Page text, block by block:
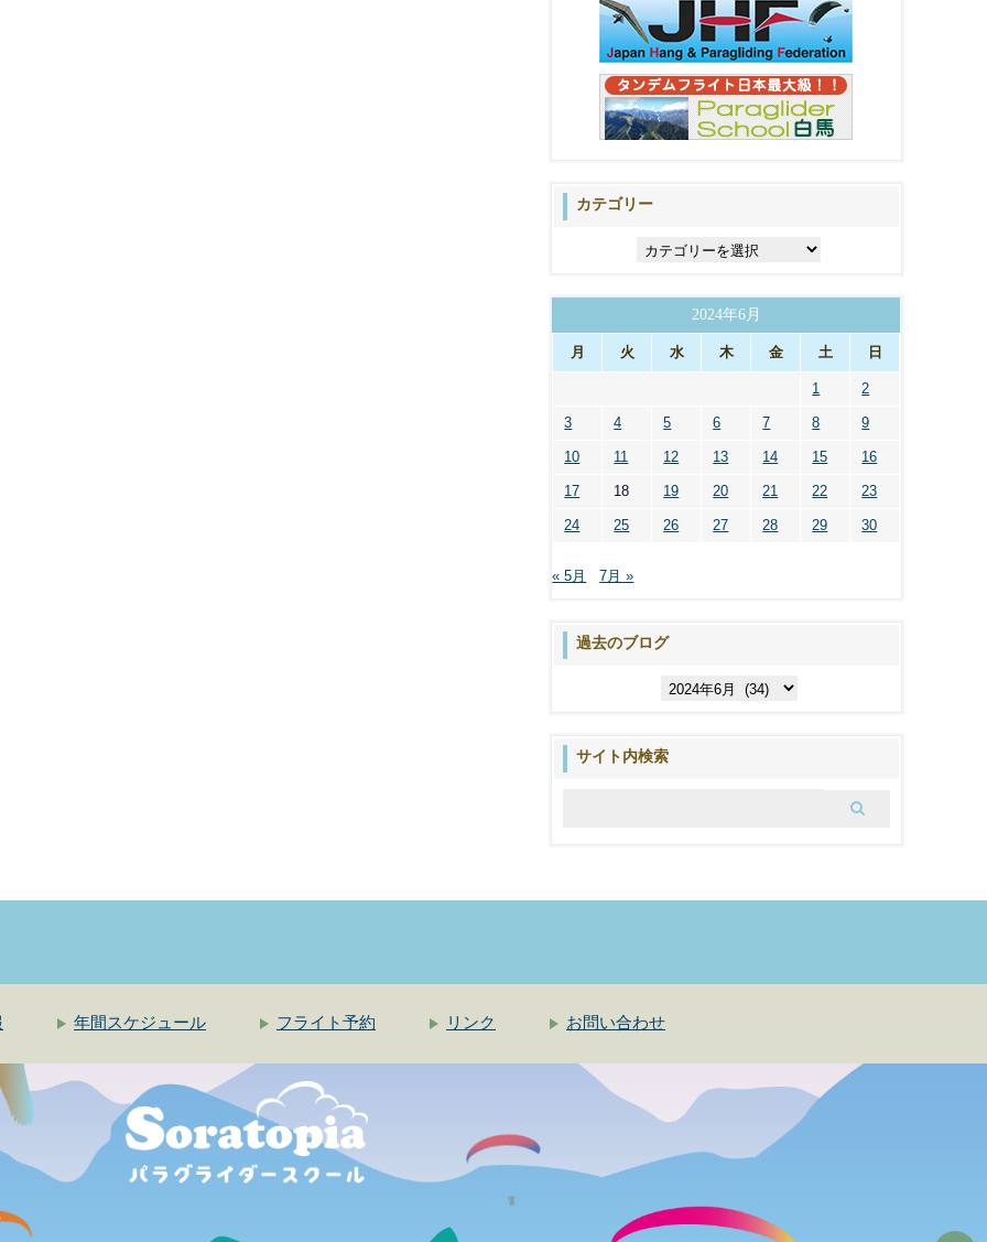
カテゴリー
ー
2024年6月
月 火 水 木 金 土 日
1 2
3 4 5 6 7 8 9
10 11 12 13 14 15 16
17 18 19 20 21 22 23
24 25 26 27 28 29 30
« 5月 7月 »
過去のブログ
ブ
サイト内検索
年間スケジュール フライト予約 リンク お問い合わせ